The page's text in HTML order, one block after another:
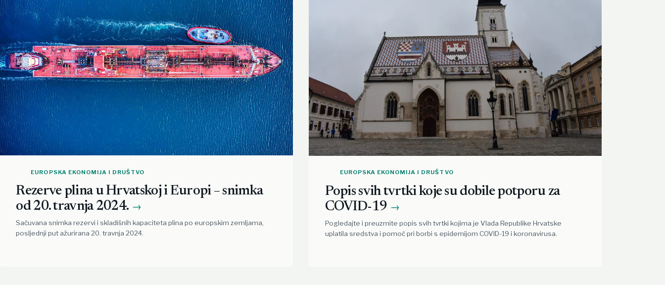
EUROPSKA EKONOMIJA I DRUŠTVO
Rezerve plina u Hrvatskoj i Europi – snimka
od 20. travnja 2024. →
Sačuvana snimka rezervi i skladišnih kapaciteta plina po europskim zemljama,
posljednji put ažurirana 20. travnja 2024.
EUROPSKA EKONOMIJA I DRUŠTVO
Popis svih tvrtki koje su dobile potporu za
COVID-19 →
Pogledajte i preuzmite popis svih tvrtki kojima je Vlada Republike Hrvatske
uplatila sredstva i pomoć pri borbi s epidemijom COVID-19 i koronavirusa.